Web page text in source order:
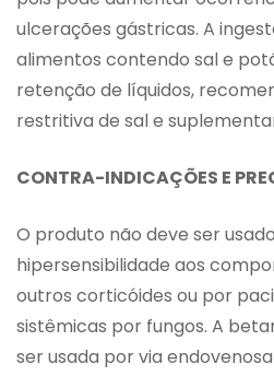
ulcerações gástricas. A
alimentos contendo sal e
retenção de líquidos,
restritiva de sal e
CONTRA-INDICAÇÕES E
O produto não deve ser
hipersensibilidade aos
outros corticóides ou por
sistêmicas por fungos. A
ser usada por via